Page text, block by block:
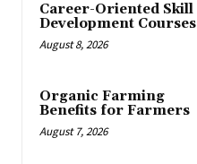
Career-Oriented Skill
Development Courses
August 8, 2026
Organic Farming
Benefits for Farmers
August 7, 2026